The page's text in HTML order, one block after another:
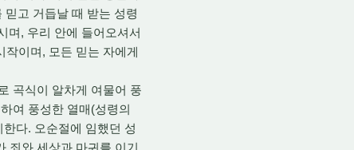
믿고 거듭날 때 받는 성령
며, 우리 안에 들어오셔서
작이며, 모든 믿는 자에게
곡식이 알차게 여물어 풍
여 풍성한 열매(성령의
다. 오순절에 임했던 성